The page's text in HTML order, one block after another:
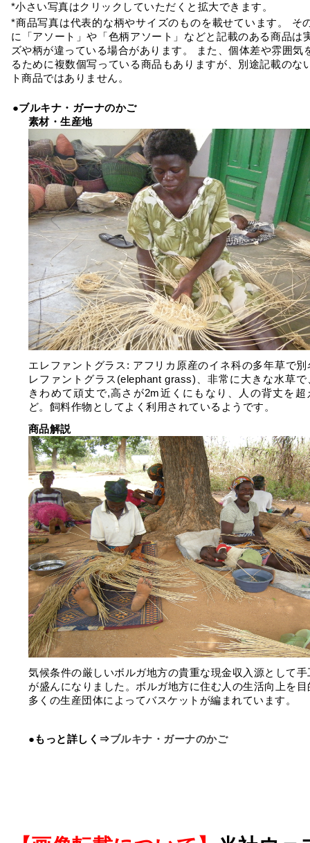
*小さい写真はクリックしていただくと拡大できます。
*商品写真は代表的な柄やサイズのものを載せています。 そ
に「アソート」や「色柄アソート」などと記載のある商品は
ズや柄が違っている場合があります。 また、個体差や雰囲気
るために複数個写っている商品もありますが、別途記載のな
ト商品ではありません。
●ブルキナ・ガーナのかご
素材・生産地
エレファントグラス: アフリカ原産のイネ科の多年草で別
レファントグラス(elephant grass)、非常に大きな水草で
きわめて頑丈で,高さが2m近くにもなり、人の背丈を超
ど。飼料作物としてよく利用されているようです。
商品解説
気候条件の厳しいボルガ地方の貴重な現金収入源として
が盛んになりました。ボルガ地方に住む人の生活向上を
多くの生産団体によってバスケットが編まれています。
●もっと詳しく⇒ブルキナ・ガーナのかご